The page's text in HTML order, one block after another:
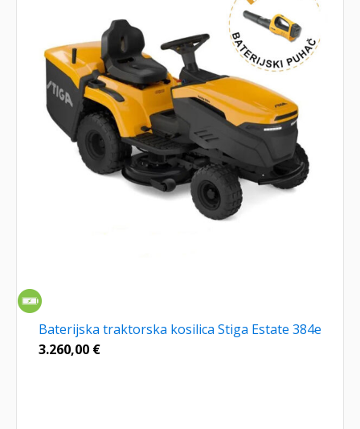
Baterijska traktorska kosilica Stiga Estate 384e
3.260,00 €